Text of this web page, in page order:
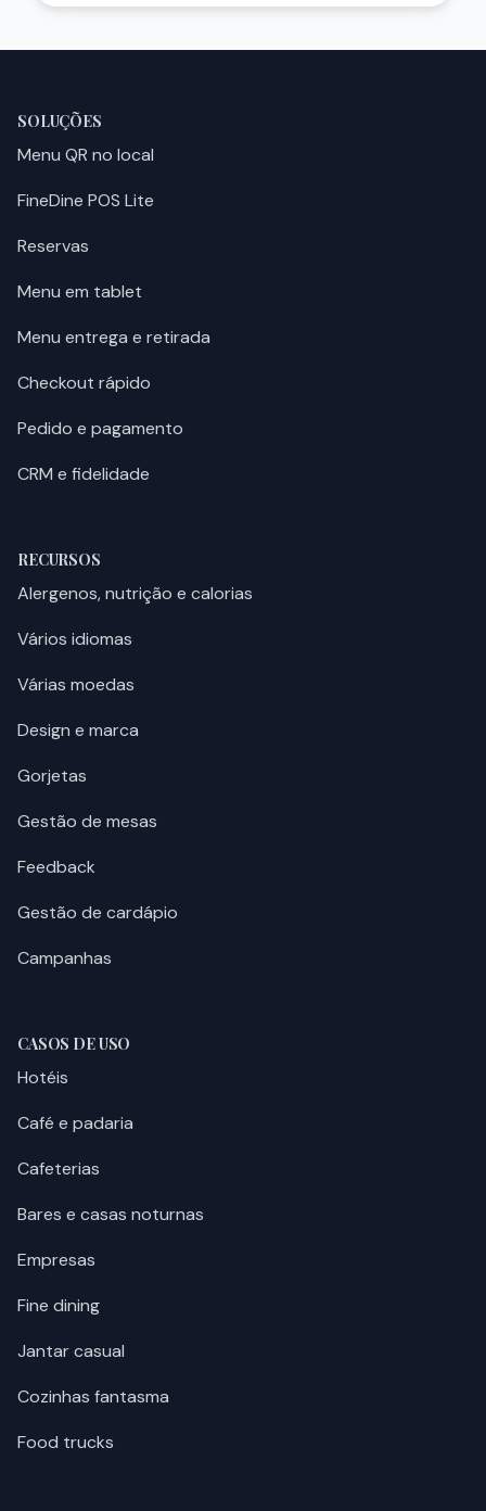
SOLUÇÕES
Menu QR no local
FineDine POS Lite
Reservas
Menu em tablet
Menu entrega e retirada
Checkout rápido
Pedido e pagamento
CRM e fidelidade
RECURSOS
Alergenos, nutrição e calorias
Vários idiomas
Várias moedas
Design e marca
Gorjetas
Gestão de mesas
Feedback
Gestão de cardápio
Campanhas
CASOS DE USO
Hotéis
Café e padaria
Cafeterias
Bares e casas noturnas
Empresas
Fine dining
Jantar casual
Cozinhas fantasma
Food trucks